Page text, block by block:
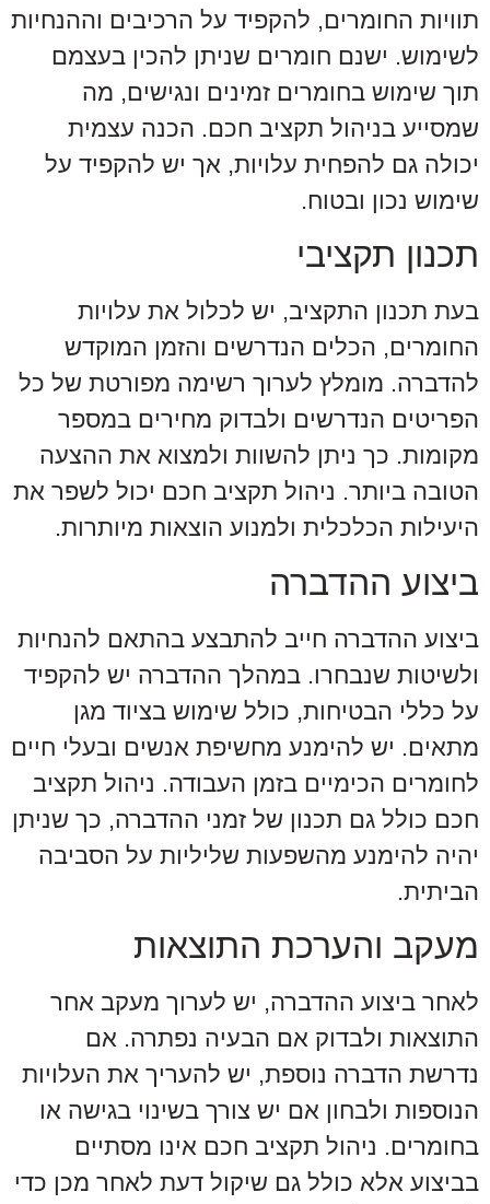
תוויות החומרים, להקפיד על הרכיבים וההנחיות
לשימוש. ישנם חומרים שניתן להכין בעצמם
תוך שימוש בחומרים זמינים ונגישים, מה
שמסייע בניהול תקציב חכם. הכנה עצמית
יכולה גם להפחית עלויות, אך יש להקפיד על
שימוש נכון ובטוח.
תכנון תקציבי
בעת תכנון התקציב, יש לכלול את עלויות
החומרים, הכלים הנדרשים והזמן המוקדש
להדברה. מומלץ לערוך רשימה מפורטת של כל
הפריטים הנדרשים ולבדוק מחירים במספר
מקומות. כך ניתן להשוות ולמצוא את ההצעה
הטובה ביותר. ניהול תקציב חכם יכול לשפר את
היעילות הכלכלית ולמנוע הוצאות מיותרות.
ביצוע ההדברה
ביצוע ההדברה חייב להתבצע בהתאם להנחיות
ולשיטות שנבחרו. במהלך ההדברה יש להקפיד
על כללי הבטיחות, כולל שימוש בציוד מגן
מתאים. יש להימנע מחשיפת אנשים ובעלי חיים
לחומרים הכימיים בזמן העבודה. ניהול תקציב
חכם כולל גם תכנון של זמני ההדברה, כך שניתן
יהיה להימנע מהשפעות שליליות על הסביבה
הביתית.
מעקב והערכת התוצאות
לאחר ביצוע ההדברה, יש לערוך מעקב אחר
התוצאות ולבדוק אם הבעיה נפתרה. אם
נדרשת הדברה נוספת, יש להעריך את העלויות
הנוספות ולבחון אם יש צורך בשינוי בגישה או
בחומרים. ניהול תקציב חכם אינו מסתיים
בביצוע אלא כולל גם שיקול דעת לאחר מכן כדי